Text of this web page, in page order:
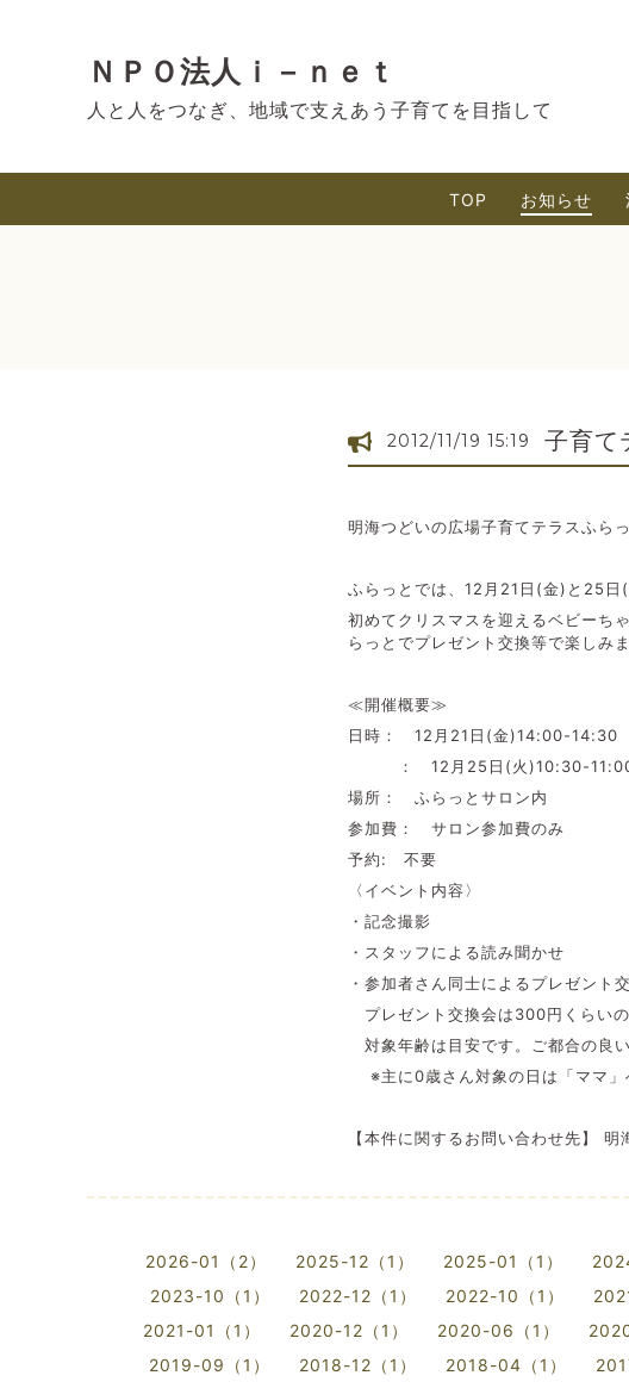
ＮＰＯ法人ｉ－ｎｅｔ
人と人をつなぎ、地域で支えあう子育てを目指して
TOP お知らせ
2012/11/19 15:19 子育て
明海つどいの広場子育てテラスふら
ふらっとでは、12月21日(金)と25日
初めてクリスマスを迎えるベビーち
らっとでプレゼント交換等で楽しみ
≪開催概要≫
日時： 12月21日(金)14:00-
： 12月25日(火)10:30-11:00
場所： ふらっとサロン内
参加費： サロン参加費のみ
予約: 不要
〈イベント内容〉
・記念撮影
・スタッフによる読み聞かせ
・参加者さん同士によるプレゼント
プレゼント交換会は300円くらいの
対象年齢は目安です。ご都合の良
※主に0歳さん対象の日は「ママ」
【本件に関するお問い合わせ先】
2026-01（2） 2025-12（1） 2025-01（1）
2023-10（1）
2022-12（1） 2022-10（1）
2021-01（1）
2020-12（1） 2020-06（1）
2019-09（1）
2018-12（1） 2018-04（1）